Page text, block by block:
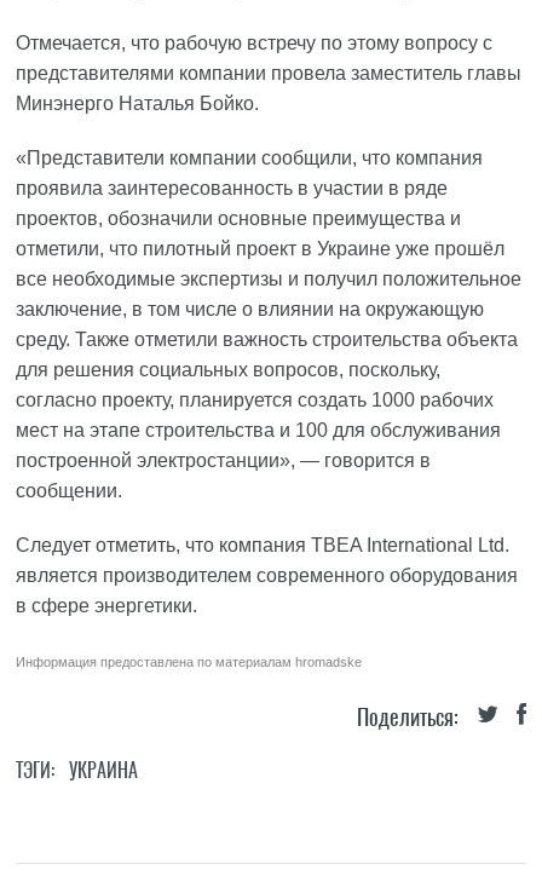
Отмечается, что рабочую встречу по этому вопросу с
представителями компании провела заместитель главы
Минэнерго Наталья Бойко.
«Представители компании сообщили, что компания
проявила заинтересованность в участии в ряде
проектов, обозначили основные преимущества и
отметили, что пилотный проект в Украине уже прошёл
все необходимые экспертизы и получил положительное
заключение, в том числе о влиянии на окружающую
среду. Также отметили важность строительства объекта
для решения социальных вопросов, поскольку,
согласно проекту, планируется создать 1000 рабочих
мест на этапе строительства и 100 для обслуживания
построенной электростанции», — говорится в
сообщении.
Следует отметить, что компания TBEA International Ltd.
является производителем современного оборудования
в сфере энергетики.
Информация предоставлена по материаламhromadske
Поделиться:
ТЭГИ: УКРАИНА